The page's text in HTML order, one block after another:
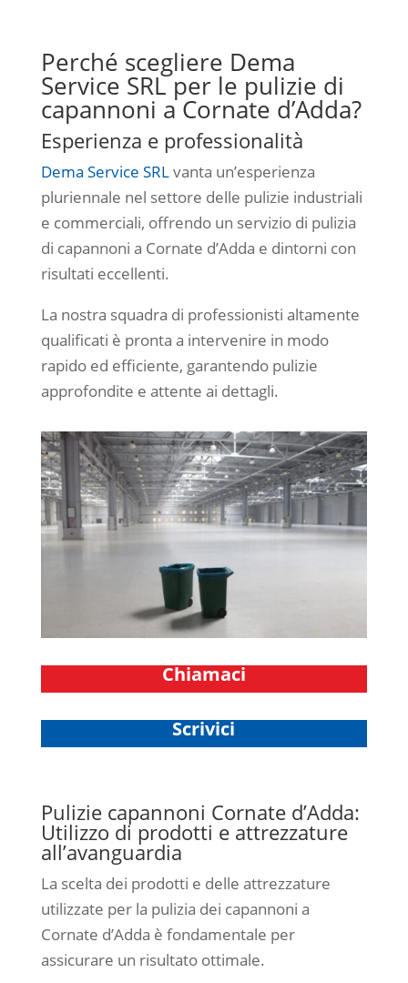
Perché scegliere Dema
Service SRL per le pulizie di
capannoni a Cornate d’Adda?
Esperienza e professionalità
Dema Service SRLvanta un’esperienza
pluriennale nel settore delle pulizie industriali
e commerciali, offrendo un servizio di pulizia
di capannoni a Cornate d’Adda e dintorni con
risultati eccellenti.
La nostra squadra di professionisti altamente
qualificati è pronta a intervenire in modo
rapido ed efficiente, garantendo pulizie
approfondite e attente ai dettagli.
Chiamaci
Scrivici
Pulizie capannoni Cornate d’Adda:
Utilizzo di prodotti e attrezzature
all’avanguardia
La scelta dei prodotti e delle attrezzature
utilizzate per la pulizia dei capannoni a
Cornate d’Adda è fondamentale per
assicurare un risultato ottimale.